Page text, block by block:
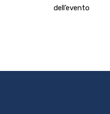
dell’evento